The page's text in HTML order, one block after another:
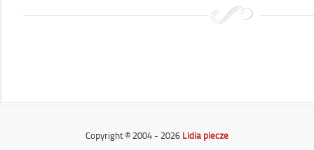
Copyright © 2004 - 2026 Lidia piecze